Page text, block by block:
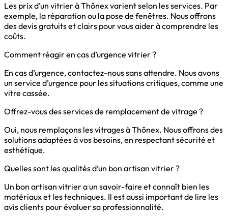
Les prix d’un vitrier à Thônex varient selon les services. Par
exemple, la réparation ou la pose de fenêtres. Nous offrons
des devis gratuits et clairs pour vous aider à comprendre les
coûts.
Comment réagir en cas d’urgence vitrier ?
En cas d’urgence, contactez-nous sans attendre. Nous avons
un service d’urgence pour les situations critiques, comme une
vitre cassée.
Offrez-vous des services de remplacement de vitrage ?
Oui, nous remplaçons les vitrages à Thônex. Nous offrons des
solutions adaptées à vos besoins, en respectant sécurité et
esthétique.
Quelles sont les qualités d’un bon artisan vitrier ?
Un bon artisan vitrier a un savoir-faire et connaît bien les
matériaux et les techniques. Il est aussi important de lire les
avis clients pour évaluer sa professionnalité.